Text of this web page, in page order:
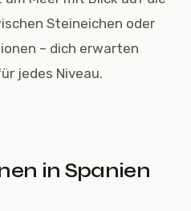
Steineichen oder
– dich erwarten
jedes Niveau.
in Spanien